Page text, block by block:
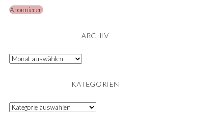
Abonnieren
ARCHIV
KATEGORIEN